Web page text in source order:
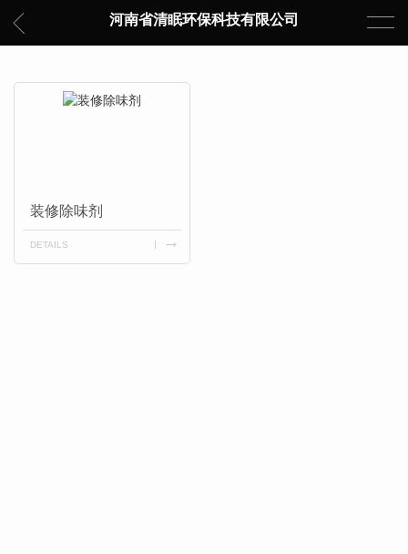
河南省清眠环保科技有限公司
装修除味剂
DETAILS